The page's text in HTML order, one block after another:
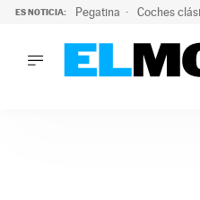
ES NOTICIA: Pegatina Coches